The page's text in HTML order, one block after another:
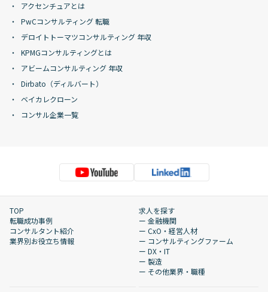
アクセンチュアとは
PwCコンサルティング 転職
デロイトトーマツコンサルティング 年収
KPMGコンサルティングとは
アビームコンサルティング 年収
Dirbato（ディルバート）
ベイカレクローン
コンサル企業一覧
TOP
転職成功事例
コンサルタント紹介
業界別お役立ち情報
求人を探す
ー 金融機関
ー CxO・経営人材
ー コンサルティングファーム
ー DX・IT
ー 製造
ー その他業界・職種